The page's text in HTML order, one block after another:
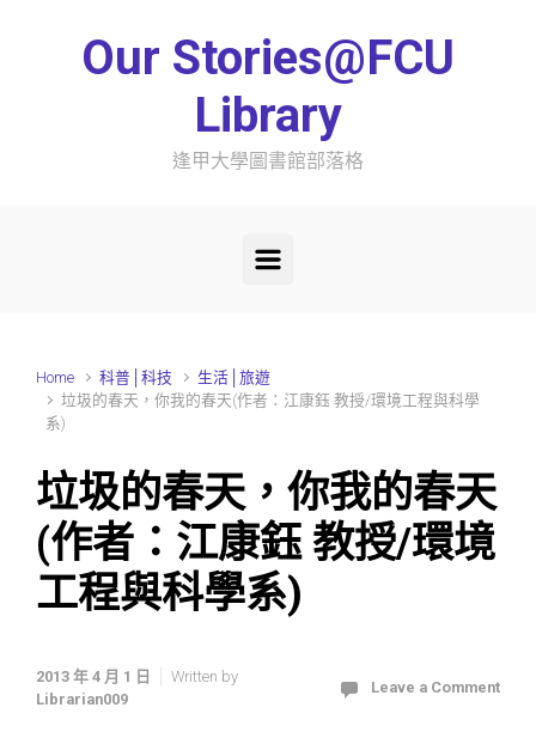
Our Stories@FCU
Library
逢甲大學圖書館部落格
Home 科普│科技
生活│旅遊
垃圾的春天，你我的春天(作者：江康鈺 教授/環境工程與科學
系)
垃圾的春天，你我的春天
(作者：江康鈺 教授/環境
工程與科學系)
2013 年 4 月 1 日
Written by
Librarian009
Leave a Comment